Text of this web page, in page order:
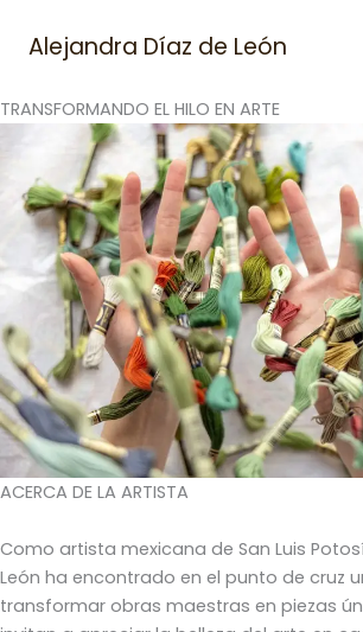
Alejandra Díaz de León
TRANSFORMANDO EL HILO EN ARTE
ACERCA DE LA ARTISTA
Como artista mexicana de San Luis
León ha encontrado en el punto de cruz
transformar obras maestras en piezas